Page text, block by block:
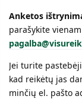
Anketos
parašykite
Jei turite
kad reikėtų jas
minčių el. pašto